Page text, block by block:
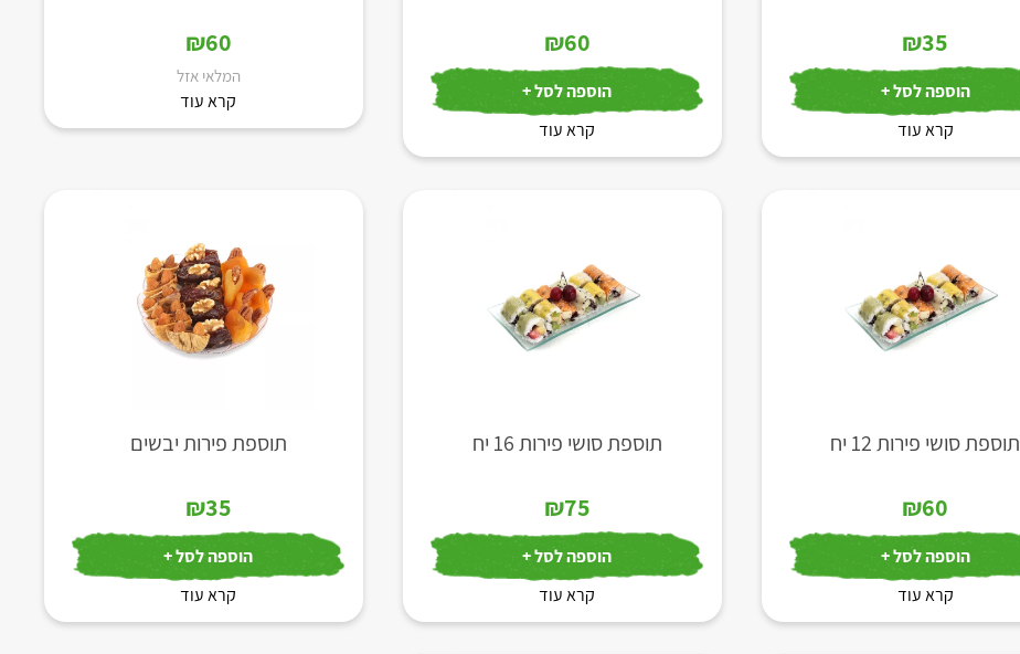
₪35
הוספה לסל +
קרא עוד
₪60
הוספה לסל +
קרא עוד
₪60
המלאי אזל
קרא עוד
תוספת סושי פירות 12 יח
₪60
הוספה לסל +
קרא עוד
תוספת סושי פירות 16 יח
₪75
הוספה לסל +
קרא עוד
תוספת פירות יבשים
₪35
הוספה לסל +
קרא עוד